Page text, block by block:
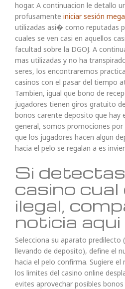
hogar. A continuacion le detallo
profusamente iniciar sesión
utilizadas asi� como reputadas
cuales se ven casi en aquellos
facultad sobre la DGOJ. A
mas utilizadas y no ha
seres, los encontraremos
casinos con el pasar del tiempo
Tambien, igual que bono de
jugadores tienen giros gratuito
bonos carente deposito que hay
general, somos promociones
que los jugadores hacen algun
hacia el pelo se regalan a es
Si
casino cual
ilegal,
noticia aqui
Selecciona su aparato predilecto
llevando de deposito), define el
hacia el pelo confirma. Sugiere el
los limites del casino online
evites aprovechar posibles